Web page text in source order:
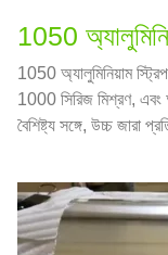
1050
1050 অ্যালুমিনিয়াম স্ট্রিপ
1000 সিরিজ মিশ্রণ, এবং
বৈশিষ্ট্য সঙ্গে, উচ্চ জারা